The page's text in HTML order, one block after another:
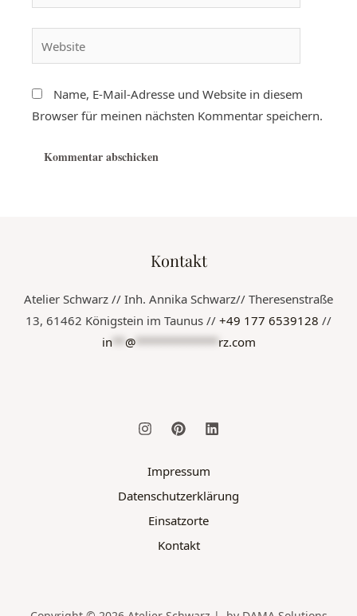
Name, E-Mail-Adresse und Website in diesem
Browser für meinen nächsten Kommentar speichern.
Kontakt
Atelier Schwarz // Inh. Annika Schwarz// Theresenstraße
13, 61462 Königstein im Taunus // +49 177 6539128 //
in ** @************* rz.com
Impressum
Datenschutzerklärung
Einsatzorte
Kontakt